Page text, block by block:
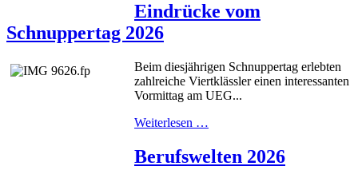
Eindrücke vom
Schnuppertag 2026
Beim diesjährigen Schnuppertag erlebten
zahlreiche Viertklässler einen interessanten
Vormittag am UEG...
Weiterlesen …
Berufswelten 2026